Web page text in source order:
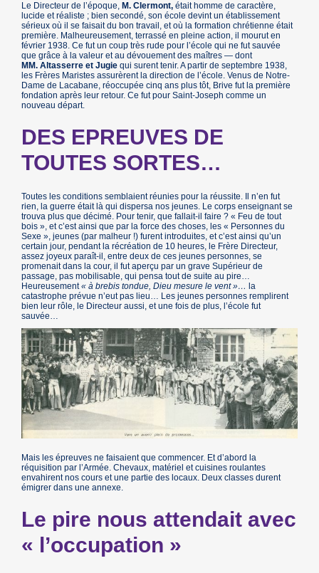
Le Directeur de l’époque, M. Clermont, était homme de caractère,
lucide et réaliste ; bien secondé, son école devint un établissement
sérieux où il se faisait du bon travail, et où la formation chrétienne était
première. Malheureusement, terrassé en pleine action, il mourut en
février 1938. Ce fut un coup très rude pour l’école qui ne fut sauvée
que grâce à la valeur et au dévouement des maîtres — dont
MM. Altasserre et Jugie qui surent tenir. A partir de septembre 1938,
les Frères Maristes assurèrent la direction de l’école. Venus de Notre-
Dame de Lacabane, réoccupée cinq ans plus tôt, Brive fut la première
fondation après leur retour. Ce fut pour Saint-Joseph comme un
nouveau départ.
DES EPREUVES DE
TOUTES SORTES…
Toutes les conditions semblaient réunies pour la réussite. Il n’en fut
rien, la guerre était là qui dispersa nos jeunes. Le corps enseignant se
trouva plus que décimé. Pour tenir, que fallait-il faire ? « Feu de tout
bois », et c’est ainsi que par la force des choses, les « Personnes du
Sexe », jeunes (par malheur !) furent introduites, et c’est ainsi qu’un
certain jour, pendant la récréation de 10 heures, le Frère Directeur,
assez joyeux paraît-il, entre deux de ces jeunes personnes, se
promenait dans la cour, il fut aperçu par un grave Supérieur de
passage, pas mobilisable, qui pensa tout de suite au pire…
Heureusement« à brebis tondue, Dieu mesure le vent »… la
catastrophe prévue n’eut pas lieu… Les jeunes personnes remplirent
bien leur rôle, le Directeur aussi, et une fois de plus, l’école fut
sauvée…
Mais les épreuves ne faisaient que commencer. Et d’abord la
réquisition par l’Armée. Chevaux, matériel et cuisines roulantes
envahirent nos cours et une partie des locaux. Deux classes durent
émigrer dans une annexe.
Le pire nous attendait avec
« l’occupation »